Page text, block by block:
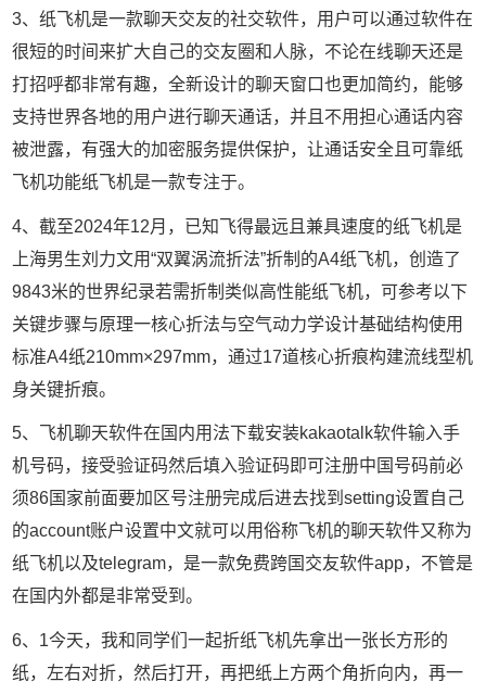
3、纸飞机是一款聊天交友的社交软件，用户可以通过软件在
很短的时间来扩大自己的交友圈和人脉，不论在线聊天还是
打招呼都非常有趣，全新设计的聊天窗口也更加简约，能够
支持世界各地的用户进行聊天通话，并且不用担心通话内容
被泄露，有强大的加密服务提供保护，让通话安全且可靠纸
飞机功能纸飞机是一款专注于。
4、截至2024年12月，已知飞得最远且兼具速度的纸飞机是
上海男生刘力文用“双翼涡流折法”折制的A4纸飞机，创造了
9843米的世界纪录若需折制类似高性能纸飞机，可参考以下
关键步骤与原理一核心折法与空气动力学设计基础结构使用
标准A4纸210mm×297mm，通过17道核心折痕构建流线型机
身关键折痕。
5、飞机聊天软件在国内用法下载安装kakaotalk软件输入手
机号码，接受验证码然后填入验证码即可注册中国号码前必
须86国家前面要加区号注册完成后进去找到setting设置自己
的account账户设置中文就可以用俗称飞机的聊天软件又称为
纸飞机以及telegram，是一款免费跨国交友软件app，不管是
在国内外都是非常受到。
6、1今天，我和同学们一起折纸飞机先拿出一张长方形的
纸，左右对折，然后打开，再把纸上方两个角折向内，再一